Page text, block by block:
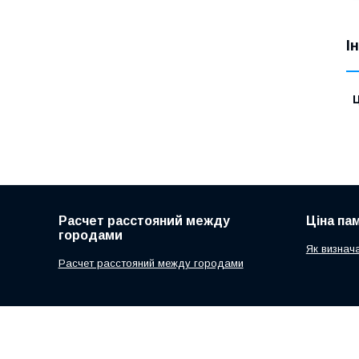
Расчет расстояний между
городами
Расчет расстояний между городами
Ціна
Як